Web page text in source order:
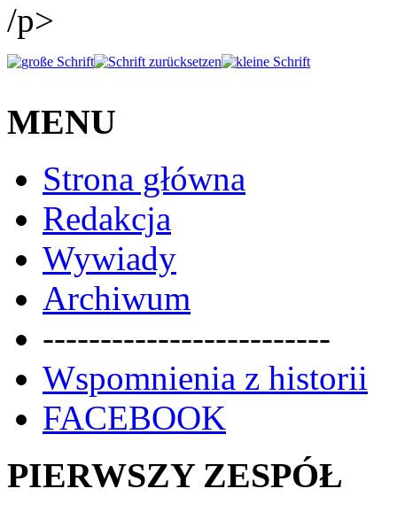
/p>
MENU
Strona główna
Redakcja
Wywiady
Archiwum
-------------------------
Wspomnienia z historii
FACEBOOK
PIERWSZY ZESPÓŁ